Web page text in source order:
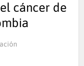
cáncer de